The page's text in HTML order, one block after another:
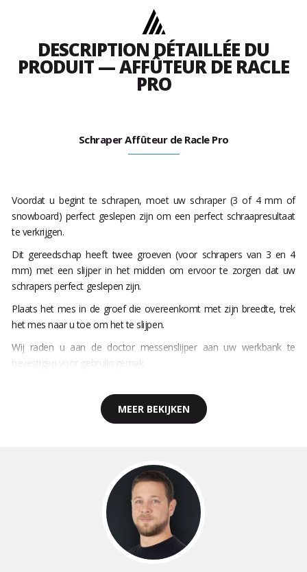
DESCRIPTION DÉTAILLÉE DU
PRODUIT — AFFÛTEUR DE RACLE
PRO
Schraper Affûteur de Racle Pro
Voordat u begint te schrapen, moet uw schraper (3 of 4 mm of
snowboard) perfect geslepen zijn om een perfect schraapresultaat
te verkrijgen.
Dit gereedschap heeft twee groeven (voor schrapers van 3 en 4
mm) met een slijper in het midden om ervoor te zorgen dat uw
schrapers perfect geslepen zijn.
Plaats het mes in de groef die overeenkomt met zijn breedte, trek
het mes naar u toe om het te slijpen.
Wij raden u aan de doctor messenslijper aan uw werkbank te
bevestigen voor gebruiksgemak.
MEER BEKIJKEN